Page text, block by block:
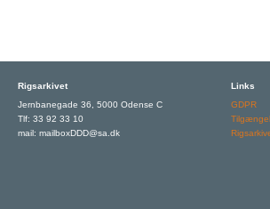
Rigsarkivet
Jernbanegade 36, 5000 Odense C
Tlf: 33 92 33 10
mail: mailboxDDD@sa.dk
Links
GDPR